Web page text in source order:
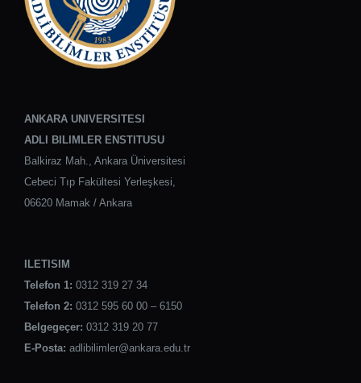
ANKARA UNIVERSITESI
ADLI BILIMLER ENSTITUSU
Balkiraz Mah., Ankara Üniversitesi
Cebeci Tıp Fakültesi Yerleşkesi,
06620 Mamak / Ankara
ILETISIM
Telefon 1: 0312 319 27 34
Telefon 2: 0312 595 60 00 – 6150
Belgegeçer: 0312 319 20 77
E-Posta: adlibilimler@ankara.edu.tr